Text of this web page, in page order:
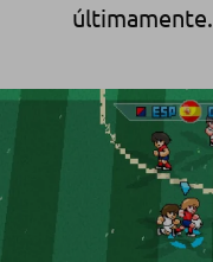
últimamente.